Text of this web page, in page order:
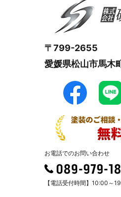
〒799-2655
愛媛県松山市馬木
お電話でのお問い合わせ
【電話受付時間】10:00～